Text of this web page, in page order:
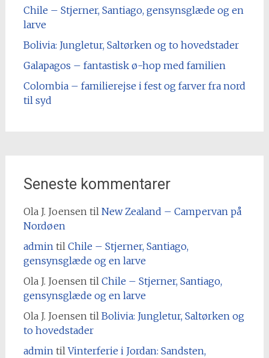
Chile – Stjerner, Santiago, gensynsglæde og en
larve
Bolivia: Jungletur, Saltørken og to hovedstader
Galapagos – fantastisk ø-hop med familien
Colombia – familierejse i fest og farver fra nord
til syd
Seneste kommentarer
Ola J. Joensentil New Zealand – Campervan på
Nordøen
admintil Chile – Stjerner, Santiago,
gensynsglæde og en larve
Ola J. Joensentil Chile – Stjerner, Santiago,
gensynsglæde og en larve
Ola J. Joensentil Bolivia: Jungletur, Saltørken og
to hovedstader
admintilVinterferie i Jordan: Sandsten,